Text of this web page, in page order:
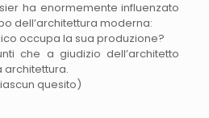
ha enormemente influenzato
dell’architettura moderna:
occupa la sua produzione?
che a giudizio dell’architetto
architettura.
quesito)